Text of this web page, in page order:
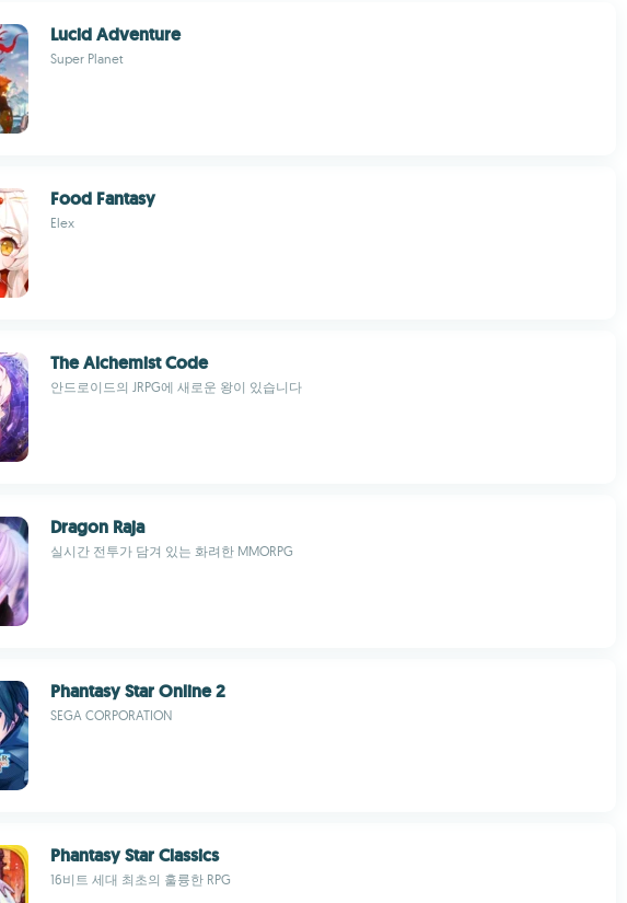
Lucid Adventure
Super Planet
Food Fantasy
Elex
The Alchemist Code
안드로이드의 JRPG에 새로운 왕이 있습니다
Dragon Raja
실시간 전투가 담겨 있는 화려한 MMORPG
Phantasy Star Online 2
SEGA CORPORATION
Phantasy Star Classics
16비트 세대 최초의 훌륭한 RPG